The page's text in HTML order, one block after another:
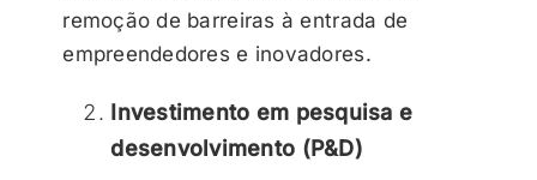
remoção de barreiras à entrada de
empreendedores e inovadores.
Investimento em pesquisa e
desenvolvimento (P&D)